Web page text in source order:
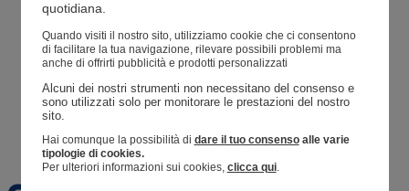
Resoconto di un ordine
Preferiti
quotidiana.
Quando visiti il ​​nostro sito, utilizziamo cookie che ci consentono
di facilitare la tua navigazione, rilevare possibili problemi ma
anche di offrirti pubblicità e prodotti personalizzati
Alcuni dei nostri strumenti non necessitano del consenso e
sono utilizzati solo per monitorare le prestazioni del nostro
sito.
Hai comunque la possibilità di dare il tuo consensoalle varie
tipologie di cookies.
Per ulteriori informazioni sui cookies, clicca qui.